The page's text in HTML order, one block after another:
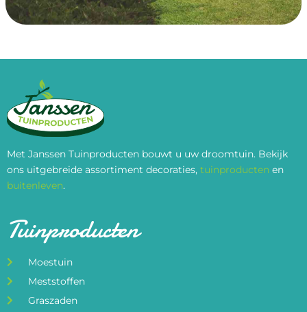
Met Janssen Tuinproducten bouwt u uw droomtuin. Bekijk
ons uitgebreide assortiment decoraties, tuinproducten en
buitenleven.
Tuinproducten
Moestuin
Meststoffen
Graszaden